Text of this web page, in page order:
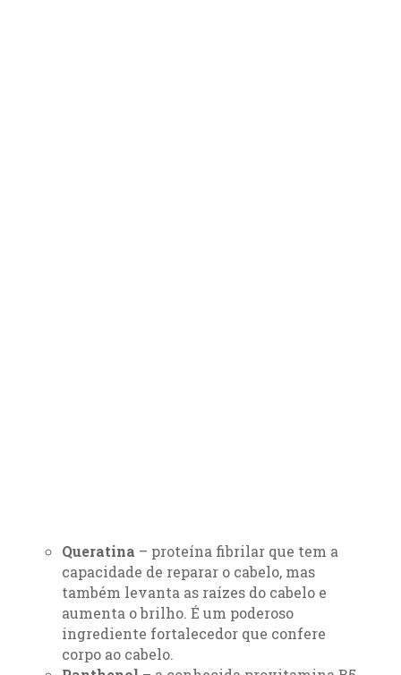
Queratina – proteína fibrilar que tem a
capacidade de reparar o cabelo, mas
também levanta as raízes do cabelo e
aumenta o brilho. É um poderoso
ingrediente fortalecedor que confere
corpo ao cabelo.